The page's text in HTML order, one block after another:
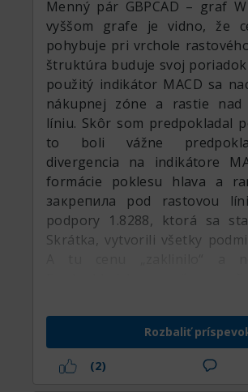
Menný pár GBPCAD – graf
vyššom grafe je vidno, že
pohybuje pri vrchole
štruktúra buduje svoj
použitý indikátor MACD sa
nákupnej zóne a rastie nad
líniu. Skôr som predpokladal
to boli vážne
divergencia na indikátore
formácie poklesu hlava a
закрепила pod rastovou
podpory 1.8288, ktorá sa
Skrátka, vytvorili všetky
stiahnu, ale nestalo sa tak.
bola pasca na predajcov.
podmienky na vstup nadol,
úroveň 1.8288 bola
Rozbaliť
(2)